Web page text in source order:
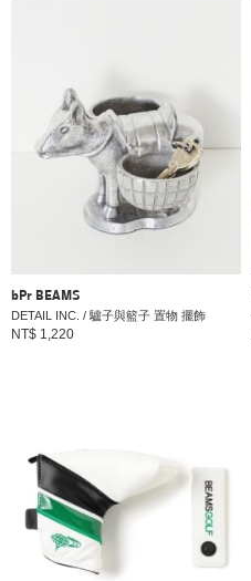
bPr BEAMS
DETAIL INC. / 驢子與籃子 置物 擺飾
NT$ 1,220